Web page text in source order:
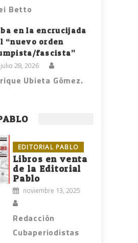
Betto
en la encrucijada
“nuevo orden
fascista”
julio 28, 2026
Ubieta Gómez.
EDITORIAL PABLO
Libros en venta
de la Editorial
Pablo
noviembre 13, 2025
Redacción
Cubaperiodistas